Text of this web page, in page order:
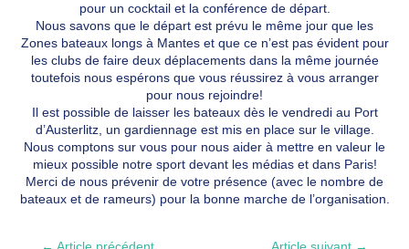
pour un cocktail et la conférence de départ.
Nous savons que le départ est prévu le même jour que les
Zones bateaux longs à Mantes et que ce n’est pas évident pour
les clubs de faire deux déplacements dans la même journée
toutefois nous espérons que vous réussirez à vous arranger
pour nous rejoindre!
Il est possible de laisser les bateaux dès le vendredi au Port
d’Austerlitz, un gardiennage est mis en place sur le village.
Nous comptons sur vous pour nous aider à mettre en valeur le
mieux possible notre sport devant les médias et dans Paris!
Merci de nous prévenir de votre présence (avec le nombre de
bateaux et de rameurs) pour la bonne marche de l’organisation.